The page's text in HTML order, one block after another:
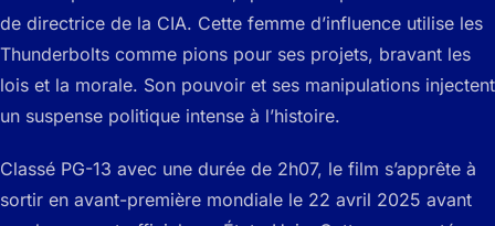
de directrice de la CIA. Cette femme d’influence utilise les
Thunderbolts comme pions pour ses projets, bravant les
lois et la morale. Son pouvoir et ses manipulations injectent
un suspense politique intense à l’histoire.
Classé PG-13 avec une durée de 2h07, le film s’apprête à
sortir en avant-première mondiale le 22 avril 2025 avant